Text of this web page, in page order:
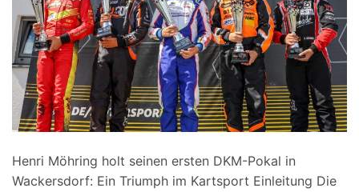
Henri Möhring holt seinen ersten DKM-Pokal in
Wackersdorf: Ein Triumph im Kartsport Einleitung Die